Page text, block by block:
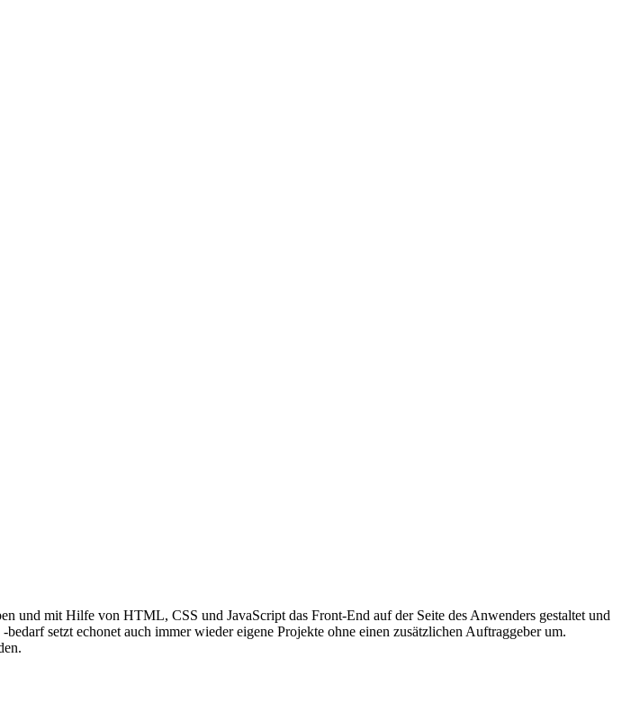
und mit Hilfe von HTML, CSS und JavaScript das Front-End auf der Seite des Anwenders gestaltet und
setzt echonet auch immer wieder eigene Projekte ohne einen zusätzlichen Auftraggeber um.